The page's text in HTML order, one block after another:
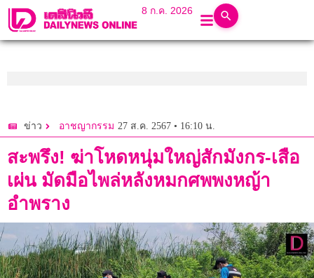
8 ก.ค. 2026
ข่าว อาชญากรรม 27 ส.ค. 2567 • 16:10 น.
สะพรึง! ฆ่าโหดหนุ่มใหญ่สักมังกร-เสือ
เผ่น มัดมือไพล่หลังหมกศพพงหญ้า
อำพราง